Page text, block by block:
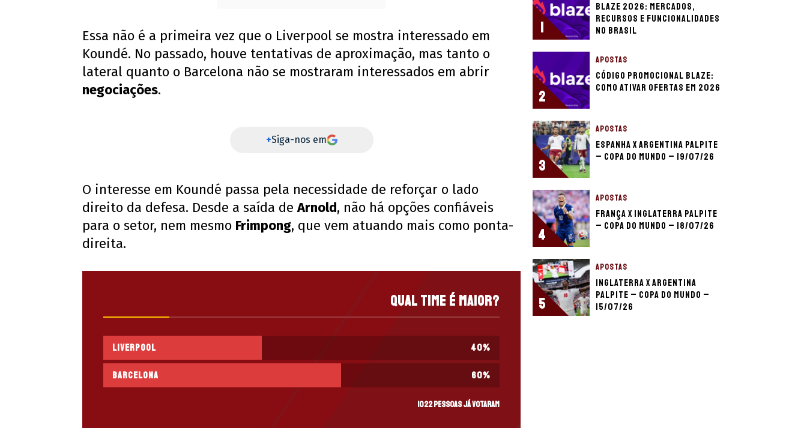
Essa não é a primeira vez que o Liverpool se mostra interessado em
Koundé. No passado, houve tentativas de aproximação, mas tanto o
lateral quanto o Barcelona não se mostraram interessados em abrir
negociações.
+Siga-nos em
O interesse em Koundé passa pela necessidade de reforçar o lado
direito da defesa. Desde a saída deArnold, não há opções confiáveis
para o setor, nem mesmo Frimpong, que vem atuando mais como ponta-
direita.
Qual time é maior?
Liverpool 40%
Barcelona 60%
1022 pessoas já votaram
1
Blaze 2026: mercados,
recursos e funcionalidades
no Brasil
2
APOSTAS
Código promocional Blaze:
como ativar ofertas em 2026
3
APOSTAS
Espanha x Argentina palpite
– Copa do Mundo – 19/07/26
4
APOSTAS
França x Inglaterra palpite
– Copa do Mundo – 18/07/26
5
APOSTAS
Inglaterra x Argentina
palpite – Copa do Mundo –
15/07/26